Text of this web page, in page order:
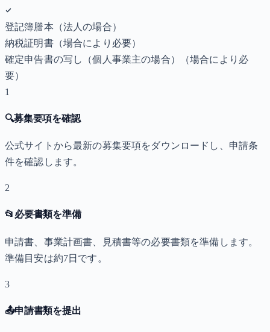
登記簿謄本（法人の場合）
納税証明書（場合により必要）
確定申告書の写し（個人事業主の場合）
（場合により必
要）
1
🔍募集要項を確認
公式サイトから最新の募集要項をダウンロードし、申請条
件を確認します。
2
📂 必要書類を準備
申請書、事業計画書、見積書等の必要書類を準備します。
準備目安は約7日です。
3
📤申請書類を提出